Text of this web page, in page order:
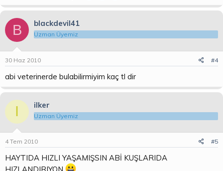
B blackdevil41
Uzman Üyemiz
30 Haz 2010 #4
abi veterinerde bulabilirmiyim kaç tl dir
I ilker
Uzman Üyemiz
4 Tem 2010 #5
HAYTIDA HIZLI YAŞAMIŞSIN ABİ KUŞLARIDA